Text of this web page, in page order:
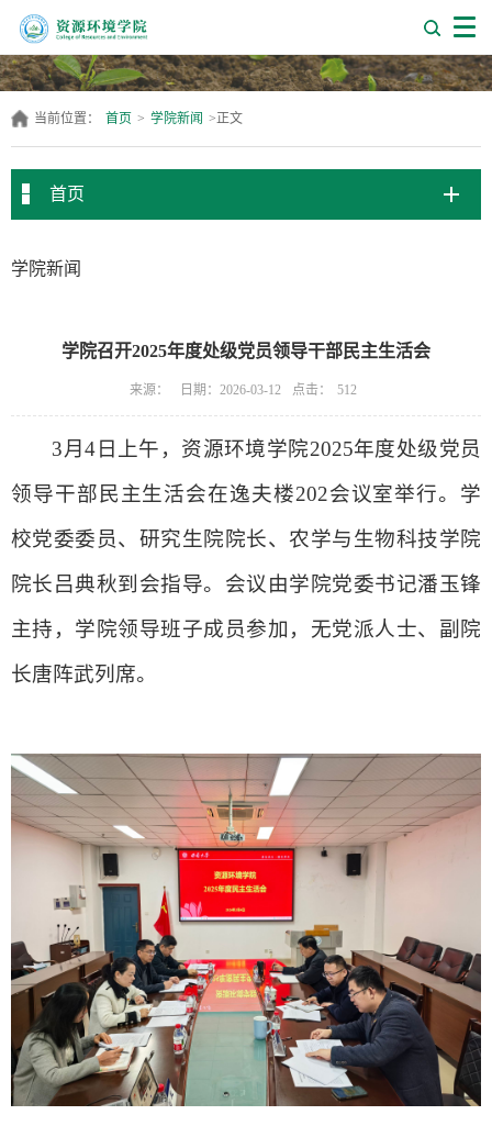
当前位置： 首页 > 学院新闻 >正文
首页
学院新闻
学院召开2025年度处级党员领导干部民主生活会
来源： 日期：2026-03-12 点击： 512
3月4 日上午，资源环境学院2025年度处级党员
领导干部民主生活会在逸夫楼202会议室举行。学
校党委委员、研究生院院长、农学与生物科技学院
院长吕典秋到会指导。会议由学院党委书记潘玉锋
主持，学院领导班子成员参加，无党派人士、副院
长唐阵武列席。